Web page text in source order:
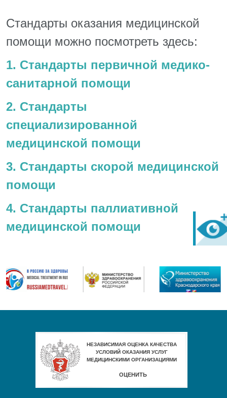
Стандарты оказания медицинской
помощи можно посмотреть здесь:
1. Стандарты первичной медико-
санитарной помощи
2. Стандарты
специализированной
медицинской помощи
3. Стандарты скорой медицинской
помощи
4. Стандарты паллиативной
медицинской помощи